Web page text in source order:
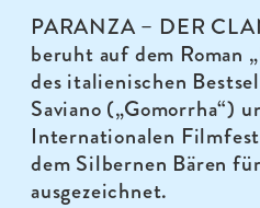
PARANZA – DER
beruht auf dem Roman
des italienischen
Saviano („Gomorrha“)
Internationalen
dem Silbernen Bären
ausgezeichnet.